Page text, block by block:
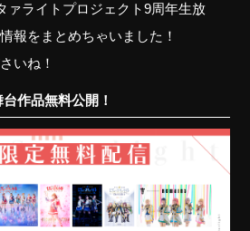
ァライトプロジェクト9周年生放
報をまとめちゃいました！
いね！
作品無料公開！